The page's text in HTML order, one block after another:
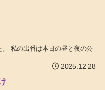
私の出番は本日の昼と夜の公
2025.12.28